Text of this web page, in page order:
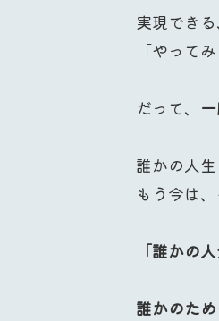
実現でき
「やって
だって、
誰かの人
もう今は
「誰かの
誰かのため